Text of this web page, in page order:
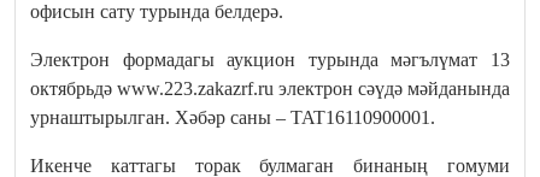
офисын сату турында белдерә.
Электрон формадагы аукцион турында мәгълүмат 13
октябрьдә www.223.zakazrf.ru электрон сәүдә мәйданында
урнаштырылган. Хәбәр саны – TAT16110900001.
Икенче каттагы торак булмаган бинаның гомуми